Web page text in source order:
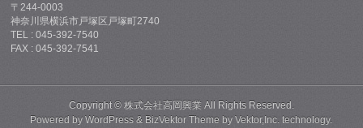
〒244-0003
神奈川県横浜市戸塚区戸塚町2740
TEL : 045-392-7540
FAX : 045-392-7541
Copyright © 株式会社高岡興業All Rights Reserved.
Powered byWordPress & BizVektor Theme byVektor,Inc. technology.